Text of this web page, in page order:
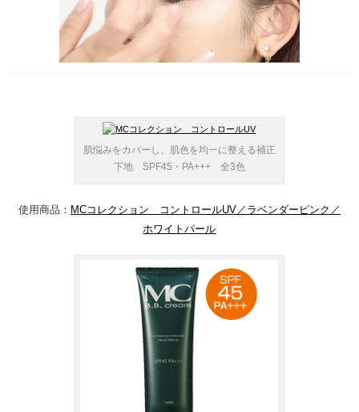
肌悩みをカバーし、肌色を均一に整える補正
下地 SPF45・PA+++ 全3色
使用商品： MCコレクション コントロールUV／ラベンダーピンク／
ホワイトパール